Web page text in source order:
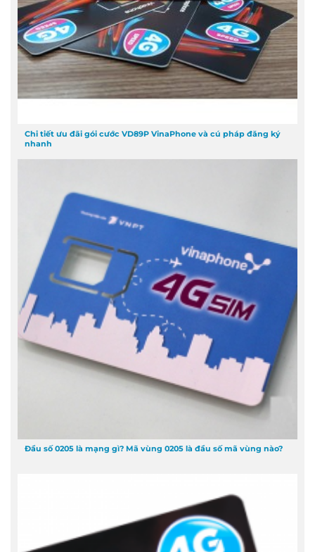
Chi tiết ưu đãi gói cước VD89P VinaPhone và cú pháp đăng ký
nhanh
Đầu số 0205 là mạng gì? Mã vùng 0205 là đầu số mã vùng nào?